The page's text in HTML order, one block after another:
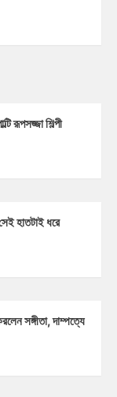
রূপসজ্জা শিল্পী
হাতটাই ধরে
সঙ্গীতা, দাম্পত্যে